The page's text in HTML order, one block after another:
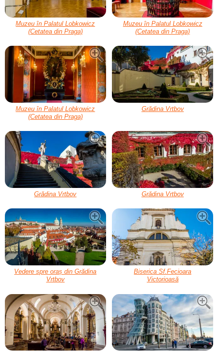
Muzeu în Palatul Lobkowicz
(Cetatea din Praga)
Muzeu în Palatul Lobkowicz
(Cetatea din Praga)
Muzeu în Palatul Lobkowicz
(Cetatea din Praga)
Grădina Vrtbov
Grădina Vrtbov Grădina Vrtbov
Vedere spre oraș din Grădina
Vrtbov
Biserica Sf.Fecioara
Victorioasă